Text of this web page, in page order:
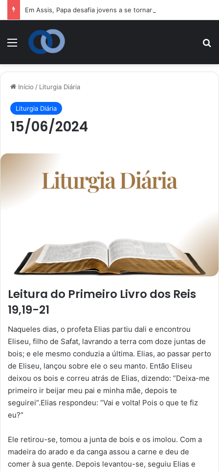
Menu
Início / Liturgia Diária
Liturgia Diária
15/06/2024
Leitura do Primeiro Livro dos Reis
19,19-21
Naqueles dias, o profeta Elias partiu dali e encontrou
Eliseu, filho de Safat, lavrando a terra com doze juntas de
bois; e ele mesmo conduzia a última. Elias, ao passar perto
de Eliseu, lançou sobre ele o seu manto. Então Eliseu
deixou os bois e correu atrás de Elias, dizendo: “Deixa-me
primeiro ir beijar meu pai e minha mãe, depois te
seguirei”.Elias respondeu: “Vai e volta! Pois o que te fiz
eu?”
Ele retirou-se, tomou a junta de bois e os imolou. Com a
madeira do arado e da canga assou a carne e deu de
comer à sua gente. Depois levantou-se, seguiu Elias e